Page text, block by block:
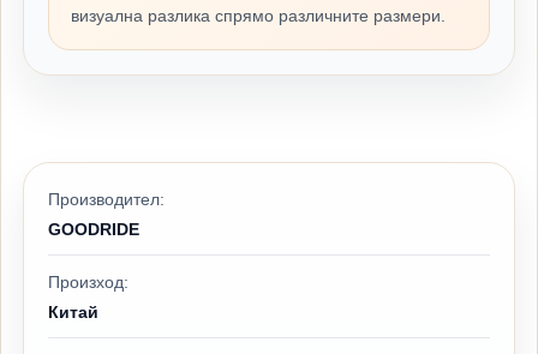
визуална разлика спрямо различните размери.
Производител:
GOODRIDE
Произход:
Китай